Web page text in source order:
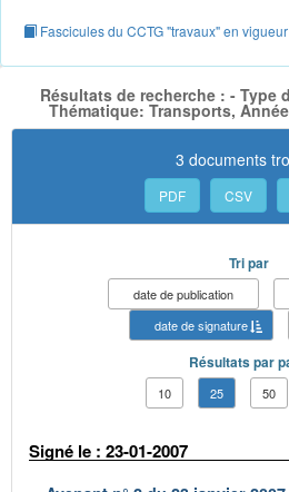
Fascicules du CCTG "travaux" en vigueur
Résultats de recherche : - Type
Thématique: Transports,
3 documents
PDF CSV
Tri par
date de publication
date de signature
Résultats par
10 25 50
Signé le : 23-01-2007